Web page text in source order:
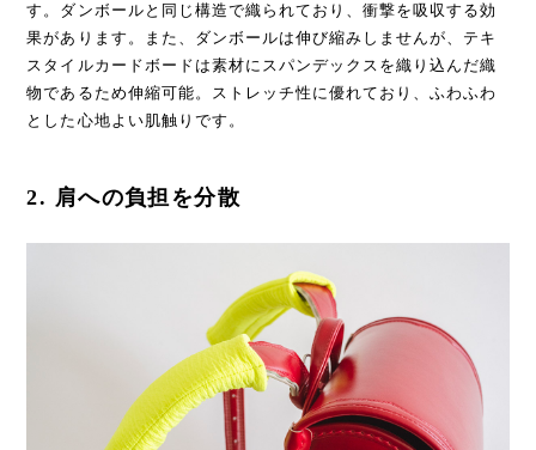
す。ダンボールと同じ構造で織られており、衝撃を吸収する効
果があります。また、ダンボールは伸び縮みしませんが、テキ
スタイルカードボードは素材にスパンデックスを織り込んだ織
物であるため伸縮可能。ストレッチ性に優れており、ふわふわ
とした心地よい肌触りです。
2. 肩への負担を分散